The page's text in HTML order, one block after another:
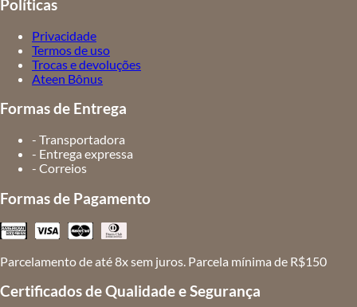
Políticas
Privacidade
Termos de uso
Trocas e devoluções
Ateen Bônus
Formas de Entrega
- Transportadora
- Entrega expressa
- Correios
Formas de Pagamento
Parcelamento de até 8x sem juros. Parcela mínima de R$150
Certificados de Qualidade e Segurança